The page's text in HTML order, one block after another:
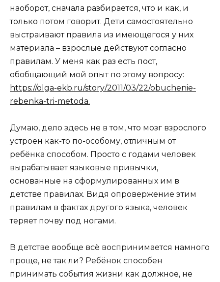
наоборот, сначала разбирается, что и как, и
только потом говорит. Дети самостоятельно
выстраивают правила из имеющегося у них
материала – взрослые действуют согласно
правилам. У меня как раз есть пост,
обобщающий мой опыт по этому вопросу:
https://olga-ekb.ru/story/2011/03/22/obuchenie-
rebenka-tri-metoda.
Думаю, дело здесь не в том, что мозг взрослого
устроен как-то по-особому, отличным от
ребёнка способом. Просто с годами человек
вырабатывает языковые привычки,
основанные на сформулированных им в
детстве правилах. Видя опровержение этим
правилам в фактах другого языка, человек
теряет почву под ногами.
В детстве вообще всё воспринимается намного
проще, не так ли? Ребёнок способен
принимать события жизни как должное, не